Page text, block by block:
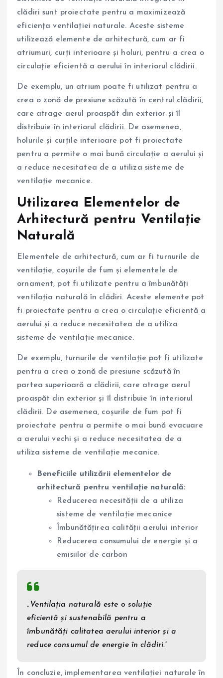
clădiri sunt proiectate pentru a maximizează
eficiența ventilației naturale. Aceste sisteme
utilizează elemente de arhitectură, cum ar fi
atriumuri, curți interioare și holuri, pentru a crea o
circulație eficientă a aerului în interiorul clădirii.
De exemplu, un atrium poate fi utilizat pentru a
crea o zonă de presiune scăzută în centrul clădirii,
care atrage aerul proaspăt din exterior și îl
distribuie în interiorul clădirii. De asemenea,
holurile și curțile interioare pot fi proiectate
pentru a permite o mai bună circulație a aerului și
a reduce necesitatea de a utiliza sisteme de
ventilație mecanice.
Utilizarea Elementelor de
Arhitectură pentru Ventilație
Naturală
Elementele de arhitectură, cum ar fi turnurile de
ventilație, coșurile de fum și elementele de
ornament, pot fi utilizate pentru a îmbunătăți
ventilația naturală în clădiri. Aceste elemente pot
fi proiectate pentru a crea o circulație eficientă a
aerului și a reduce necesitatea de a utiliza
sisteme de ventilație mecanice.
De exemplu, turnurile de ventilație pot fi utilizate
pentru a crea o zonă de presiune scăzută în
partea superioară a clădirii, care atrage aerul
proaspăt din exterior și îl distribuie în interiorul
clădirii. De asemenea, coșurile de fum pot fi
proiectate pentru a permite o mai bună evacuare
a aerului vechi și a reduce necesitatea de a
utiliza sisteme de ventilație mecanice.
Beneficiile utilizării elementelor de
arhitectură pentru ventilație naturală:
Reducerea necesității de a utiliza
sisteme de ventilație mecanice
Îmbunătățirea calității aerului interior
Reducerea consumului de energie și a
emisiilor de carbon
„Ventilația naturală este o soluție
eficientă și sustenabilă pentru a
îmbunătăți calitatea aerului interior și a
reduce consumul de energie în clădiri.”
În concluzie, implementarea ventilației naturale în